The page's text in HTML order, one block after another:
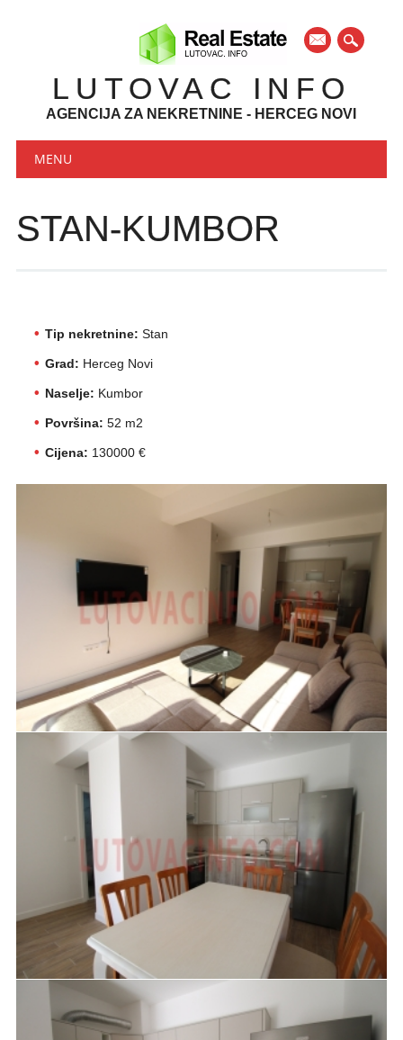
mail
LUTOVAC INFO
AGENCIJA ZA NEKRETNINE - HERCEG NOVI
Main menu
MENU
STAN-KUMBOR
Tip nekretnine: Stan
Grad: Herceg Novi
Naselje: Kumbor
Površina: 52 m2
Cijena: 130000 €